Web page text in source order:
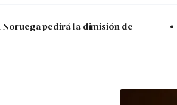
pedirá la dimisión de